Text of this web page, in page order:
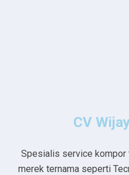
CV
Spesialis service kompor
merek ternama seperti